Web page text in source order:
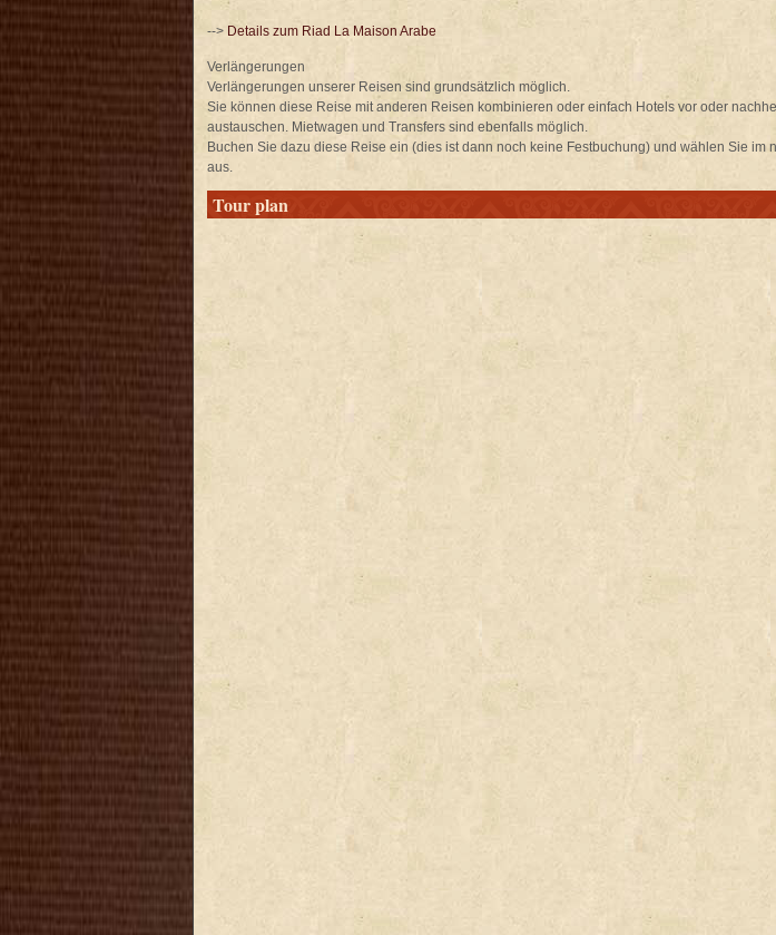
--> Details zum Riad La Maison Arabe
Verlängerungen
Verlängerungen unserer Reisen sind grundsätzlich möglich.
Sie können diese Reise mit anderen Reisen kombinieren oder einfach Hotels vor oder
austauschen. Mietwagen und Transfers sind ebenfalls möglich.
Buchen Sie dazu diese Reise ein (dies ist dann noch keine Festbuchung) und wählen Sie im
aus.
Tour plan